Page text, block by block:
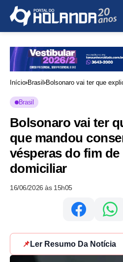
Início Brasil
Bolsonaro vai ter que
Brasil
Bolsonaro vai ter
que mandou
vésperas do fim de
domiciliar
16/06/2026 às 15h05
📌 Ler Resumo Da Notícia